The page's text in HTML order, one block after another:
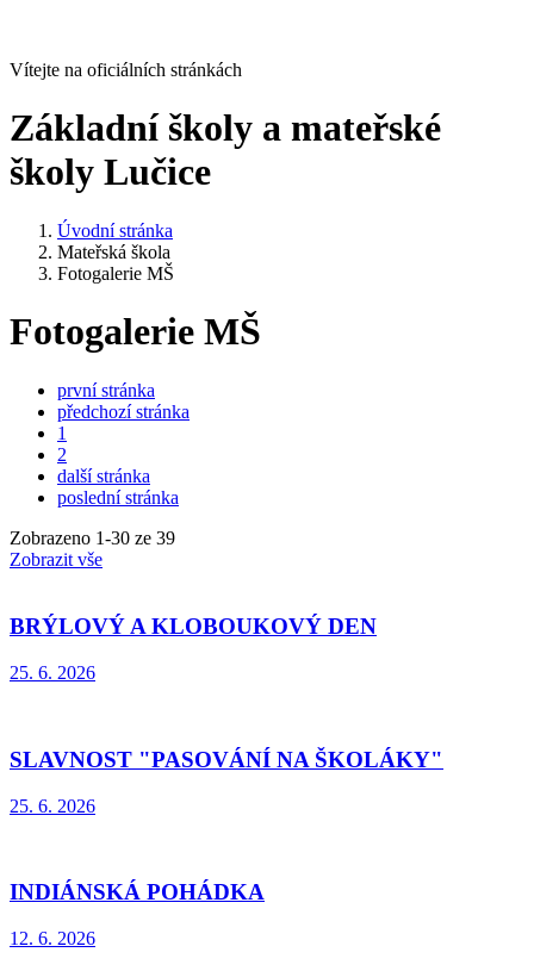
Vítejte na oficiálních stránkách
Základní školy a mateřské
školy Lučice
Úvodní stránka
Mateřská škola
Fotogalerie MŠ
Fotogalerie MŠ
první stránka
předchozí stránka
1
2
další stránka
poslední stránka
Zobrazeno 1-30 ze 39
Zobrazit vše
BRÝLOVÝ A KLOBOUKOVÝ DEN
25. 6. 2026
SLAVNOST "PASOVÁNÍ NA ŠKOLÁKY"
25. 6. 2026
INDIÁNSKÁ POHÁDKA
12. 6. 2026